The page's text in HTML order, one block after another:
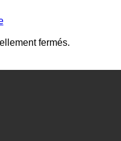
fermés.